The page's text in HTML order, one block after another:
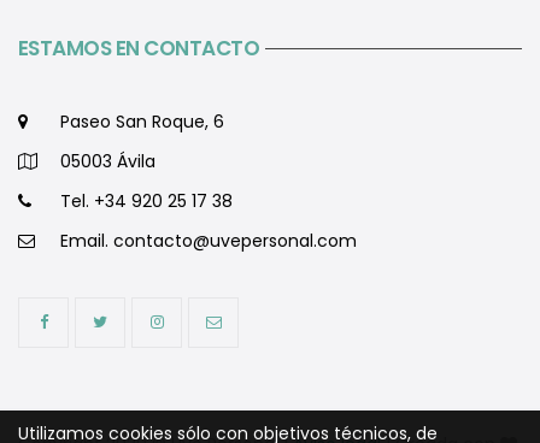
ESTAMOS EN CONTACTO
Paseo San Roque, 6
05003 Ávila
Tel. +34 920 25 17 38
Email. contacto@uvepersonal.com
Utilizamos cookies sólo con objetivos técnicos, de